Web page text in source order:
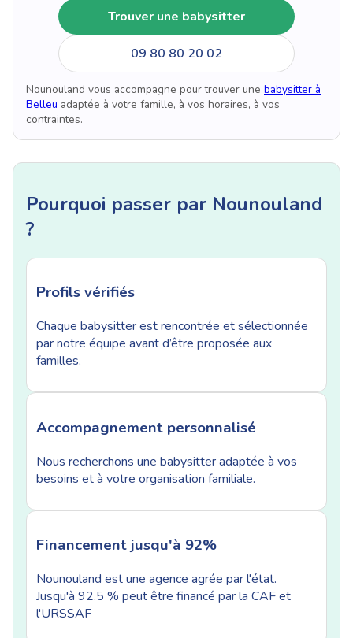
Trouver une babysitter
09 80 80 20 02
Nounouland vous accompagne pour trouver une babysitter à
Belleu adaptée à votre famille, à vos horaires, à vos
contraintes.
Pourquoi passer par Nounouland
?
Profils vérifiés
Chaque babysitter est rencontrée et sélectionnée
par notre équipe avant d’être proposée aux
familles.
Accompagnement personnalisé
Nous recherchons une babysitter adaptée à vos
besoins et à votre organisation familiale.
Financement jusqu'à 92%
Nounouland est une agence agrée par l'état.
Jusqu'à 92.5 % peut être financé par la CAF et
l'URSSAF